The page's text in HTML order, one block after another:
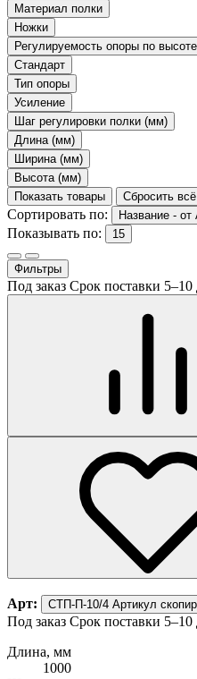
Материал полки
Ножки
Регулируемость опоры по
Стандарт
Тип опоры
Усиление
Шаг регулировки полки (мм)
Длина (мм)
Ширина (мм)
Высота (мм)
Показать товары
Сбросить всё
Сортировать по: Название -
Показывать по: 15
Фильтры
Под заказ Срок поставки 5–10
Арт: СТП-П-10/4 Артикул
Под заказ Срок поставки 5–10
Длина, мм
1000